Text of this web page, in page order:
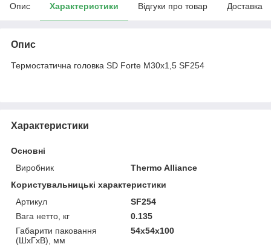
Опис Характеристики Відгуки про товар Доставка
Опис
Термостатична головка SD Forte М30х1,5 SF254
Характеристики
Основні
Виробник
Thermo Alliance
Користувальницькі характеристики
Артикул
SF254
Вага нетто, кг
0.135
Габарити паковання
(ШхГхВ), мм
54x54x100